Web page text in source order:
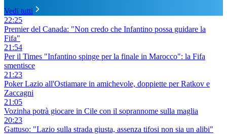
Vedi tutti
22:25
Premier del Canada: "Non credo che Infantino possa guidare la
Fifa"
21:54
Per il Times "Infantino spinge per la finale in Marocco": la Fifa
smentisce
21:23
Poker Lazio all'Ostiamare in amichevole, doppiette per Ratkov e
Zaccagni
21:05
Vozinha potrà giocare in Cile con il soprannome sulla maglia
20:23
Gattuso: "Lazio sulla strada giusta, assenza tifosi non sia un alibi"